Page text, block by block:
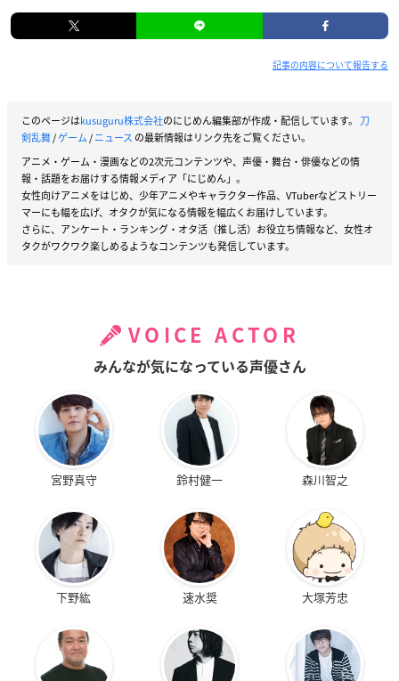
記事の内容について報告する
このページはkusuguru株式会社のにじめん編集部が作成・配信しています。 刀
剣乱舞/ゲーム/ニュース の最新情報はリンク先をご覧ください。
アニメ・ゲーム・漫画などの2次元コンテンツや、声優・舞台・俳優などの情
報・話題をお届けする情報メディア「にじめん」。
女性向けアニメをはじめ、少年アニメやキャラクター作品、VTuberなどストリー
マーにも幅を広げ、オタクが気になる情報を幅広くお届けしています。
さらに、アンケート・ランキング・オタ活（推し活）お役立ち情報など、女性オ
タクがワクワク楽しめるようなコンテンツも発信しています。
VOICE ACTOR
みんなが気になっている声優さん
宮野真守 鈴村健一 森川智之
下野紘 速水奨 大塚芳忠